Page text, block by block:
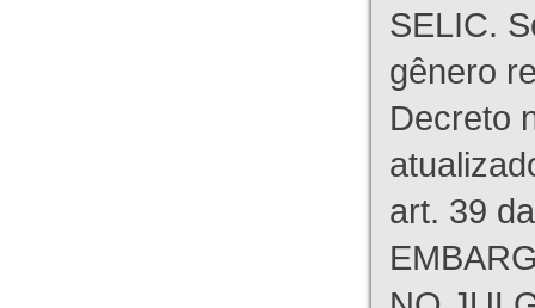
SELIC.
gênero
Decreto
art. 39